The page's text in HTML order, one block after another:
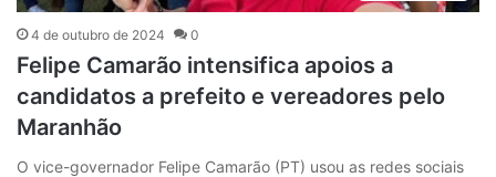
4 de outubro de 2024 0
Felipe Camarão intensifica apoios a
candidatos a prefeito e vereadores pelo
Maranhão
O vice-governador Felipe Camarão (PT) usou as redes sociais